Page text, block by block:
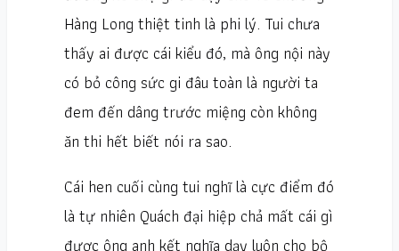
Hàng Long thiệt tinh là phi lý. Tui chưa
thấy ai được cái kiểu đó, mà ông nội này
có bỏ công sức gi đâu toàn là người ta
đem đến dâng trước miệng còn không
ăn thi hết biết nói ra sao.
Cái hen cuối cùng tui nghĩ là cực điểm đó
là tự nhiên Quách đại hiệp chả mất cái gì
được ông anh kết nghĩa dạy luôn cho bộ